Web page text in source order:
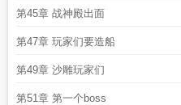
第45章 战神殿出面
第47章 玩家们要造船
第49章 沙雕玩家们
第51章 第一个boss